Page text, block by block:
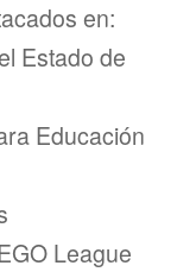
en:
Estado de
Educación
League